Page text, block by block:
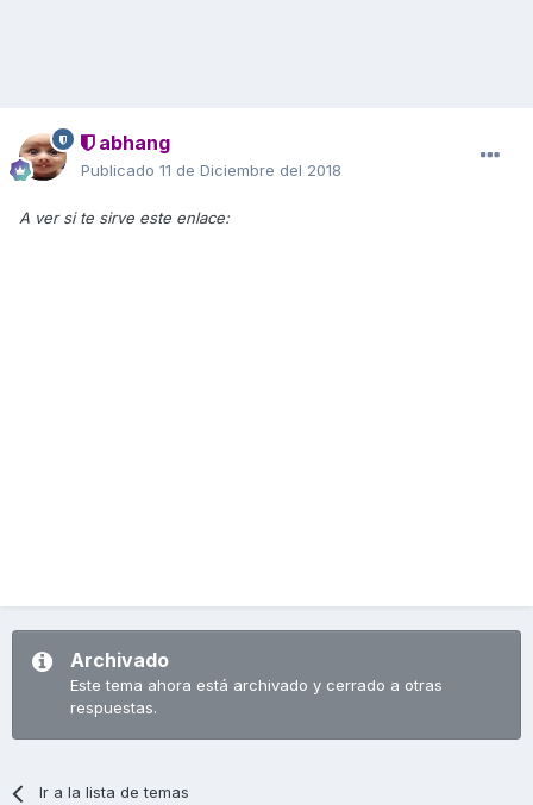
abhang
Publicado 11 de Diciembre del 2018
A ver si te sirve este enlace:
Archivado
Este tema ahora está archivado y cerrado a otras
respuestas.
Ir a la lista de temas